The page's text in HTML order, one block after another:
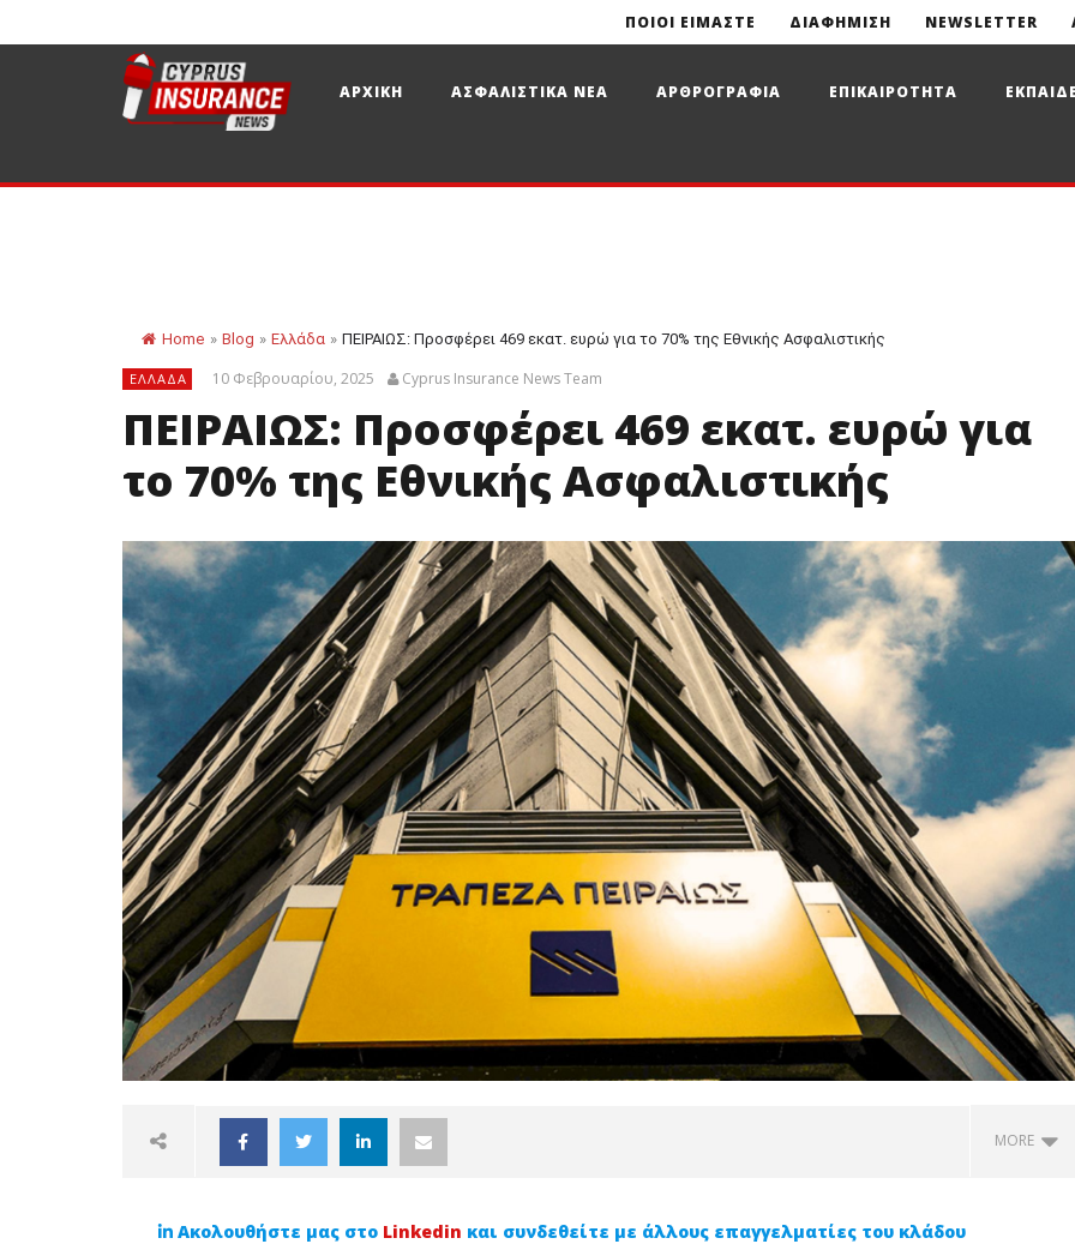
ΠΟΙΟΙ ΕΙΜΑΣΤΕ ΔΙΑΦΗΜΙΣΗ NEWSLETTER
ΑΡΧΙΚΗ ΑΣΦΑΛΙΣΤΙΚΑ ΝΕΑ ΑΡΘΡΟΓΡΑΦΙΑ ΕΠΙΚΑΙΡΟΤΗΤΑ
Home » Blog » Ελλάδα » ΠΕΙΡΑΙΩΣ: Προσφέρει 469 εκατ. ευρώ για το 70% της Εθνικής Ασφαλιστικής
ΕΛΛΆΔΑ 10 Φεβρουαρίου, 2025 Cyprus Insurance News Team
ΠΕΙΡΑΙΩΣ: Προσφέρει 469 εκατ. ευρώ για
το 70% της Εθνικής Ασφαλιστικής
MORE
Ακολουθήστε μας στο Linkedin και συνδεθείτε με άλλους επαγγελματίες του κλάδου